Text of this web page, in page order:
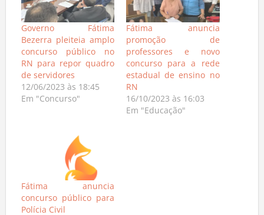
Governo Fátima
Bezerra pleiteia amplo
concurso público no
RN para repor quadro
de servidores
12/06/2023 às 18:45
Em "Concurso"
Fátima anuncia
promoção de
professores e novo
concurso para a rede
estadual de ensino no
RN
16/10/2023 às 16:03
Em "Educação"
Fátima anuncia
concurso público para
Polícia Civil